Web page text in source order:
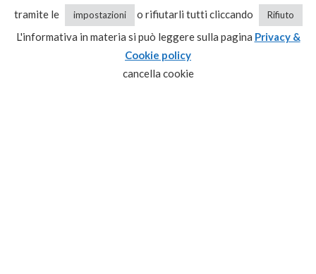
Condizioni generali di vendita
tramite le
impostazioni o rifiutarli tutti cliccando Rifiuto
L'informativa in materia si può leggere sulla pagina Privacy &
Cookie policy
cancella cookie